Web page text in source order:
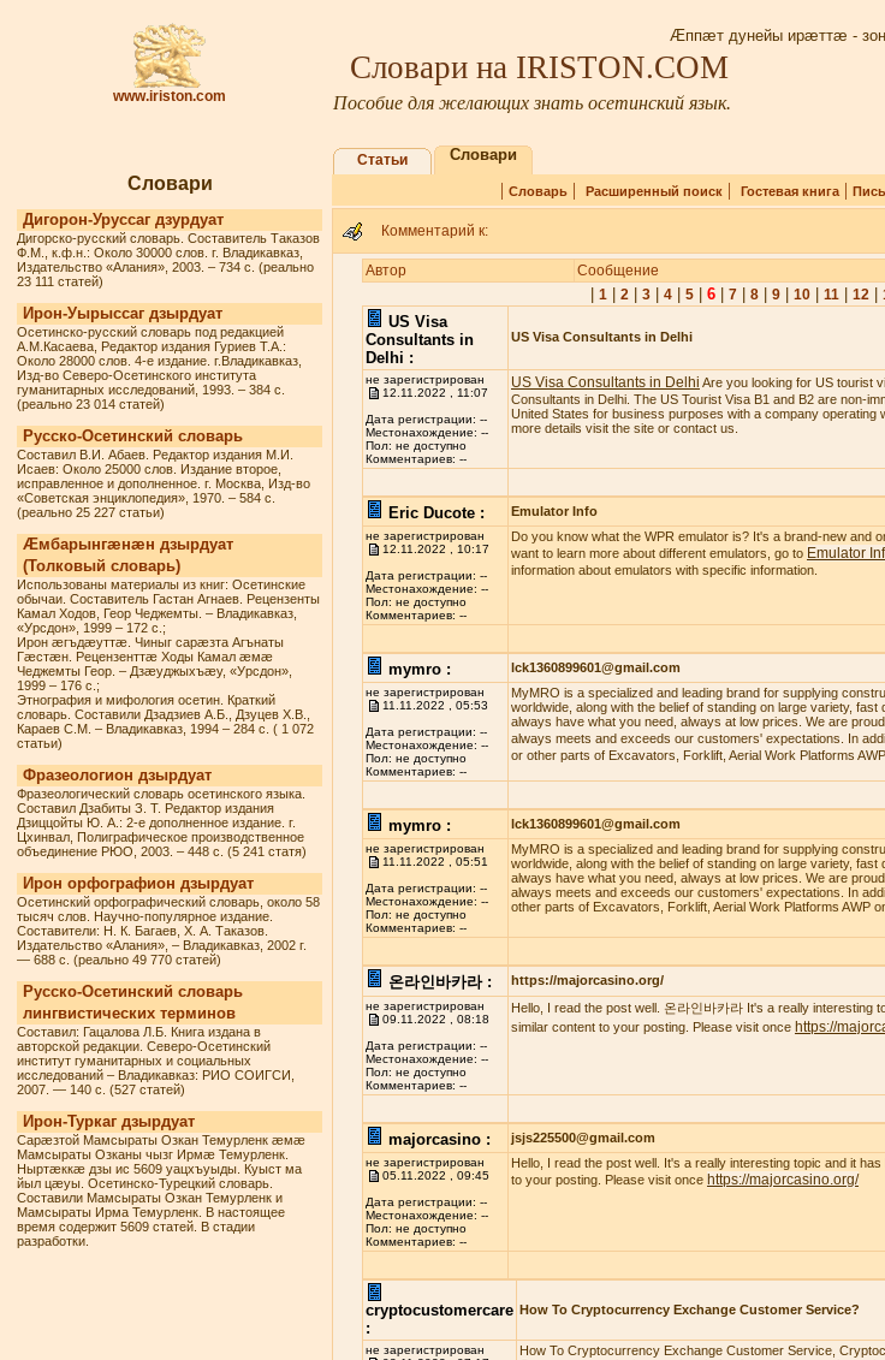
www.iriston.com
Æппæт дунейы ирæттæ -
Словари на IRISTON.COM
Пособие для желающих знать осетинский язык.
Словари
Дигорон-Уруссаг дзурдуат
Дигорско-русский словарь. Составитель Таказов
Ф.М., к.ф.н.: Около 30000 слов. г. Владикавказ,
Издательство «Алания», 2003. – 734 с. (реально
23 111 статей)
Ирон-Уырыссаг дзырдуат
Осетинско-русский словарь под редакцией
А.М.Касаева, Редактор издания Гуриев Т.А.:
Около 28000 слов. 4-е издание. г.Владикавказ,
Изд-во Северо-Осетинского института
гуманитарных исследований, 1993. – 384 с.
(реально 23 014 статей)
Русско-Осетинский словарь
Составил В.И. Абаев. Редактор издания М.И.
Исаев: Около 25000 слов. Издание второе,
исправленное и дополненное. г. Москва, Изд-во
«Советская энциклопедия», 1970. – 584 с.
(реально 25 227 статьи)
Æмбарынгæнæн дзырдуат
(Толковый словарь)
Использованы материалы из книг: Осетинские
обычаи. Составитель Гастан Агнаев. Рецензенты
Камал Ходов, Геор Чеджемты. – Владикавказ,
«Урсдон», 1999 – 172 с.;
Ирон æгъдæуттæ. Чиныг сарæзта Агънаты
Гæстæн. Рецензенттæ Ходы Камал æмæ
Чеджемты Геор. – Дзæуджыхъæу, «Урсдон»,
1999 – 176 с.;
Этнография и мифология осетин. Краткий
словарь. Составили Дзадзиев А.Б., Дзуцев Х.В.,
Караев С.М. – Владикавказ, 1994 – 284 с. ( 1 072
статьи)
Фразеологион дзырдуат
Фразеологический словарь осетинского языка.
Составил Дзабиты З. Т. Редактор издания
Дзиццойты Ю. А.: 2-е дополненное издание. г.
Цхинвал, Полиграфическое производственное
объединение РЮО, 2003. – 448 с. (5 241 статя)
Ирон орфографион дзырдуат
Осетинский орфографический словарь, около 58
тысяч слов. Научно-популярное издание.
Составители: Н. К. Багаев, Х. А. Таказов.
Издательство «Алания», – Владикавказ, 2002 г.
— 688 с. (реально 49 770 статей)
Русско-Осетинский словарь
лингвистических терминов
Составил: Гацалова Л.Б. Книга издана в
авторской редакции. Северо-Осетинский
институт гуманитарных и социальных
исследований – Владикавказ: РИО СОИГСИ,
2007. — 140 с. (527 статей)
Ирон-Туркаг дзырдуат
Сарæзтой Мамсыраты Озкан Темурленк æмæ
Мамсыраты Озканы чызг Ирмæ Темурленк.
Ныртæккæ дзы ис 5609 уацхъуыды. Куыст ма
йыл цæуы. Осетинско-Турецкий словарь.
Составили Мамсыраты Озкан Темурленк и
Мамсыраты Ирма Темурленк. В настоящее
время содержит 5609 статей. В стадии
разработки.
Статьи Словари
| Словарь| Расширенный поиск| Гостевая книга|
Комментарий к:
Автор Сообщение
1| 2| 3| 4| 5| 6| 7| 8| 9| 10| 11| 12|
US Visa
Consultants in
Delhi :
US Visa Consultants in Delhi
не зарегистрирован
12.11.2022 , 11:07
Дата регистрации: --
Местонахождение: --
Пол: не доступно
Комментариев: --
US Visa Consultants in Delhi Are you looking for US tourist
Consultants in Delhi. The US Tourist Visa B1 and B2 are non-
United States for business purposes with a company
more details visit the site or contact us.
Eric Ducote : Emulator Info
не зарегистрирован
12.11.2022 , 10:17
Дата регистрации: --
Местонахождение: --
Пол: не доступно
Комментариев: --
Do you know what the WPR emulator is? It's a brand-new and
want to learn more about different emulators, go to Emulator
information about emulators with specific information.
mymro : lck1360899601@gmail.com
не зарегистрирован
11.11.2022 , 05:53
Дата регистрации: --
Местонахождение: --
Пол: не доступно
Комментариев: --
MyMRO is a specialized and leading brand for supplying
worldwide, along with the belief of standing on large variety,
always have what you need, always at low prices. We are
always meets and exceeds our customers' expectations. In
or other parts of Excavators, Forklift, Aerial Work Platforms
mymro : lck1360899601@gmail.com
не зарегистрирован
11.11.2022 , 05:51
Дата регистрации: --
Местонахождение: --
Пол: не доступно
Комментариев: --
MyMRO is a specialized and leading brand for supplying
worldwide, along with the belief of standing on large variety,
always have what you need, always at low prices. We are
always meets and exceeds our customers' expectations. In
other parts of Excavators, Forklift, Aerial Work Platforms AWP
온라인바카라 : https://majorcasino.org/
не зарегистрирован
09.11.2022 , 08:18
Дата регистрации: --
Местонахождение: --
Пол: не доступно
Комментариев: --
Hello, I read the post well. 온라인바카라 It's a really interesting
similar content to your posting. Please visit once https://
majorcasino : jsjs225500@gmail.com
не зарегистрирован
05.11.2022 , 09:45
Дата регистрации: --
Местонахождение: --
Пол: не доступно
Комментариев: --
Hello, I read the post well. It's a really interesting topic and it
to your posting. Please visit once https://majorcasino.org/
cryptocustomercare
:
How To Cryptocurrency Exchange Customer Service?
не зарегистрирован
How To Cryptocurrency Exchange Customer Service,